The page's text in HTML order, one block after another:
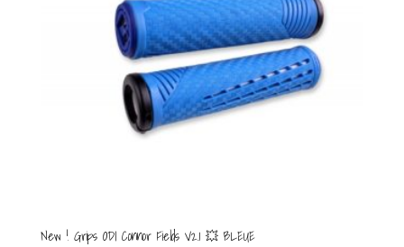
New ! Grips ODI Connor Fields V2.1 💥 BLEUE